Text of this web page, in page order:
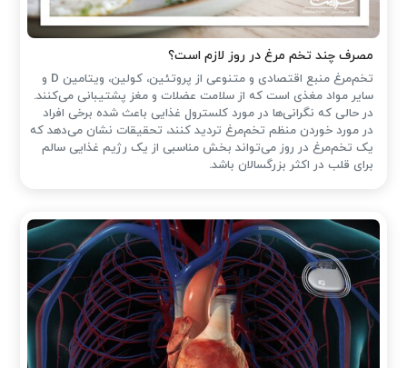
مصرف چند تخم مرغ در روز لازم است؟
تخم‌مرغ منبع اقتصادی و متنوعی از پروتئین، کولین، ویتامین D و
سایر مواد مغذی است که از سلامت عضلات و مغز پشتیبانی می‌کنند.
در حالی که نگرانی‌ها در مورد کلسترول غذایی باعث شده ‌برخی افراد
در مورد خوردن منظم تخم‌مرغ تردید کنند، تحقیقات نشان می‌دهد که
یک تخم‌مرغ در روز می‌تواند بخش مناسبی از یک رژیم غذایی سالم
برای قلب در اکثر بزرگسالان باشد.